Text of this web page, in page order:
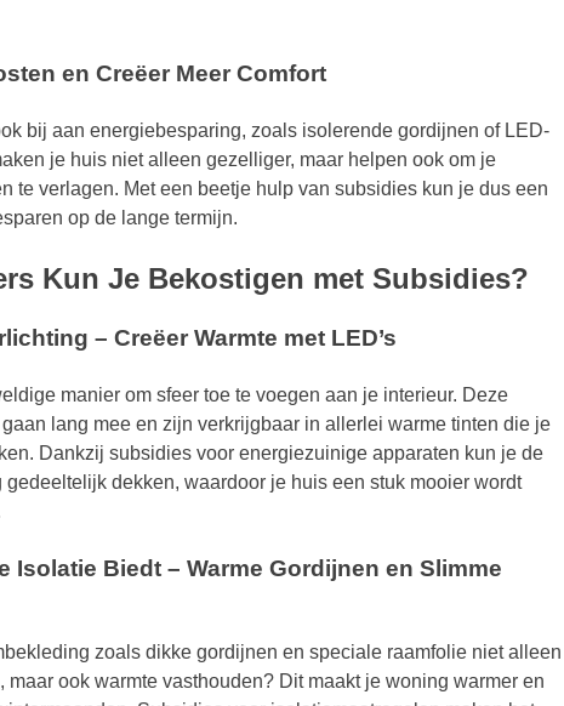
en Creëer Meer Comfort
bij aan energiebesparing, zoals isolerende gordijnen of LED-
je huis niet alleen gezelliger, maar helpen ook om je
te verlagen. Met een beetje hulp van subsidies kun je dus een
op de lange termijn.
Kun Je Bekostigen met Subsidies?
– Creëer Warmte met LED’s
manier om sfeer toe te voegen aan je interieur. Deze
lang mee en zijn verkrijgbaar in allerlei warme tinten die je
Dankzij subsidies voor energiezuinige apparaten kun je de
dekken, waardoor je huis een stuk mooier wordt
Isolatie Biedt – Warme Gordijnen en Slimme
zoals dikke gordijnen en speciale raamfolie niet alleen
maar ook warmte vasthouden? Dit maakt je woning warmer en